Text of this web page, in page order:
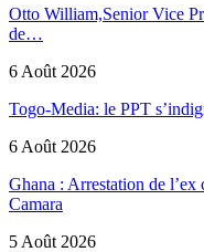
Otto William,Senior Vice
de…
6 Août 2026
Togo-Media: le PPT
6 Août 2026
Ghana : Arrestation de
Camara
5 Août 2026